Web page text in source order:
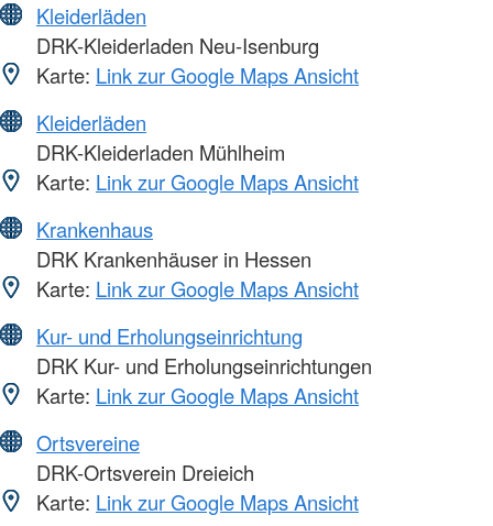
Kleiderläden
DRK-Kleiderladen Neu-Isenburg
Karte: Link zur Google Maps Ansicht
Kleiderläden
DRK-Kleiderladen Mühlheim
Karte: Link zur Google Maps Ansicht
Krankenhaus
DRK Krankenhäuser in Hessen
Karte: Link zur Google Maps Ansicht
Kur- und Erholungseinrichtung
DRK Kur- und Erholungseinrichtungen
Karte: Link zur Google Maps Ansicht
Ortsvereine
DRK-Ortsverein Dreieich
Karte: Link zur Google Maps Ansicht